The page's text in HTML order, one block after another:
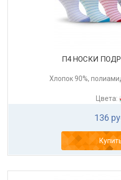
П4 НОСКИ
Хлопок 90%,
Цвета:
136